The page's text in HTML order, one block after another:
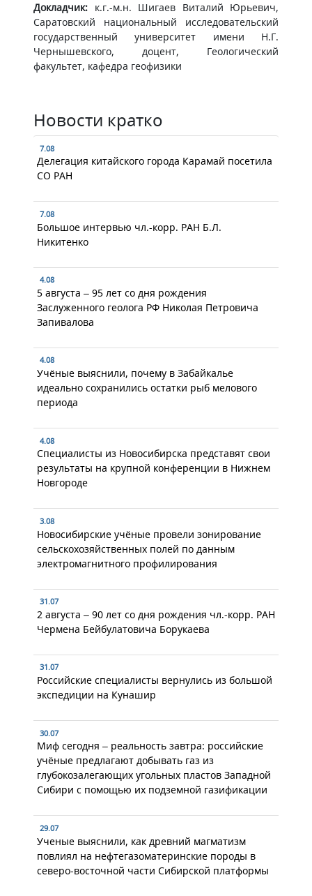
Докладчик: к.г.-м.н. Шигаев Виталий Юрьевич,
Саратовский национальный исследовательский
государственный университет имени Н.Г.
Чернышевского, доцент, Геологический
факультет, кафедра геофизики
Новости кратко
7.08
Делегация китайского города Карамай посетила
СО РАН
7.08
Большое интервью чл.-корр. РАН Б.Л.
Никитенко
4.08
5 августа – 95 лет со дня рождения
Заслуженного геолога РФ Николая Петровича
Запивалова
4.08
Учёные выяснили, почему в Забайкалье
идеально сохранились остатки рыб мелового
периода
4.08
Специалисты из Новосибирска представят свои
результаты на крупной конференции в Нижнем
Новгороде
3.08
Новосибирские учёные провели зонирование
сельскохозяйственных полей по данным
электромагнитного профилирования
31.07
2 августа – 90 лет со дня рождения чл.-корр. РАН
Чермена Бейбулатовича Борукаева
31.07
Российские специалисты вернулись из большой
экспедиции на Кунашир
30.07
Миф сегодня – реальность завтра: российские
учёные предлагают добывать газ из
глубокозалегающих угольных пластов Западной
Сибири с помощью их подземной газификации
29.07
Ученые выяснили, как древний магматизм
повлиял на нефтегазоматеринские породы в
северо-восточной части Сибирской платформы